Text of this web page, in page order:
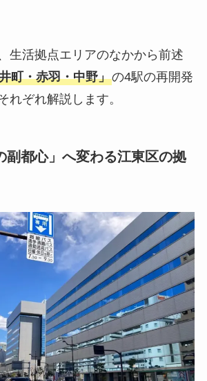
生活拠点エリアのなかから前述
町・赤羽・中野」の4駅の再開発
れぞれ解説します。
副都心」へ変わる江東区の拠